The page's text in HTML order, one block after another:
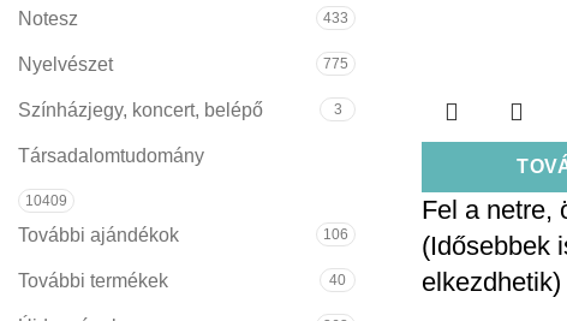
Notesz 433
Nyelvészet 775
Színházjegy, koncert, belépő 3
Társadalomtudomány
10409
További ajándékok 106
További termékek 40
Fel a netre,
(Idősebbek
elkezdhetik)